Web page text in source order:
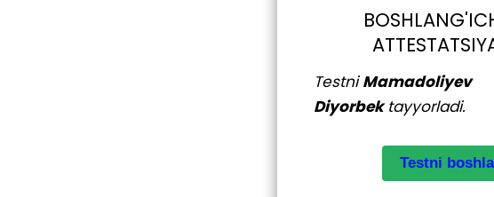
TestniMamadoliyev
Diyorbektayyorladi.